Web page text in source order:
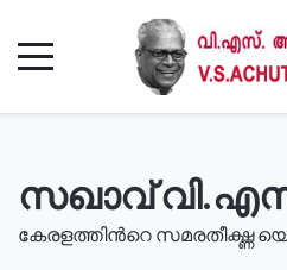
സഖാവ്
കേരളത്തിൻറെ സമരതീക്ഷ്ണ